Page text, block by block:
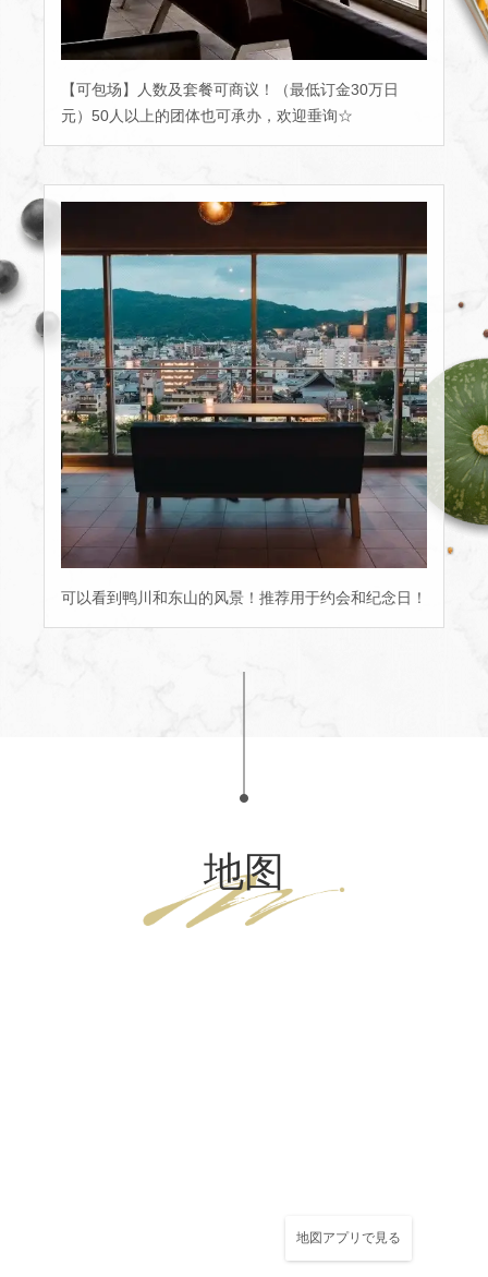
【可包场】人数及套餐可商议！（最低订金30万日
元）50人以上的团体也可承办，欢迎垂询☆
可以看到鸭川和东山的风景！推荐用于约会和纪念日！
地图
地図アプリで見る